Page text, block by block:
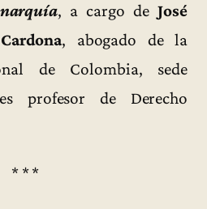
, a cargo deJosé
, abogado de la
de Colombia, sede
profesor de Derecho
* * *